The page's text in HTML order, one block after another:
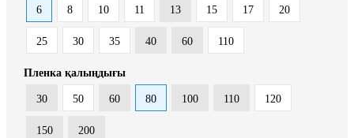
6 8 10 11 13 15 17 20
25 30 35 40 60 110
Пленка қалыңдығы
30 50 60 80 100 110 120
150 200